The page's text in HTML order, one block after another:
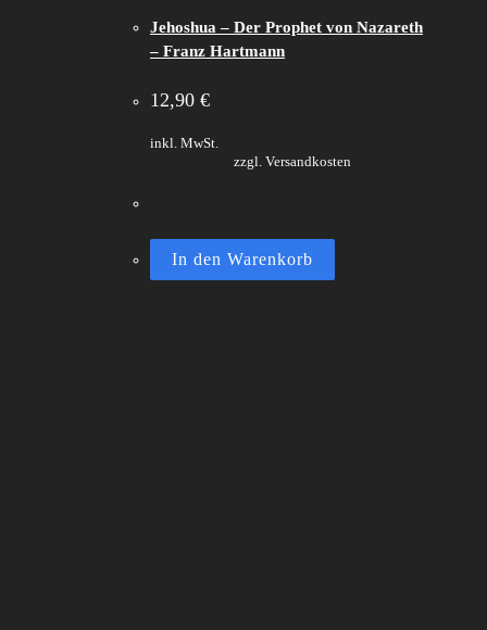
Jehoshua – Der Prophet von Nazareth
– Franz Hartmann
12,90 €
inkl. MwSt.
zzgl. Versandkosten
In den Warenkorb